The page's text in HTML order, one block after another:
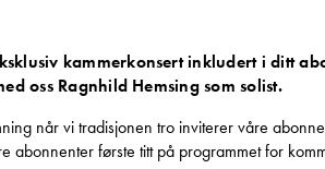
kammerkonsert inkludert iditt
oss Ragnhild Hemsing som solist.
når vi tradisjonen tro inviterer våre
abonnenter første titt på programmet for